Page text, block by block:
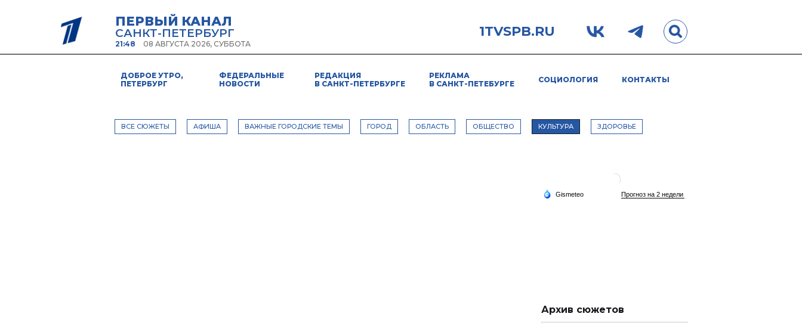
ПЕРВЫЙ КАНАЛ
САНКТ-ПЕТЕРБУРГ
21:48 08 АВГУСТА 2026, СУББОТА
1TVSPB.RU
ДОБРОЕ УТРО,
ПЕТЕРБУРГ
ФЕДЕРАЛЬНЫЕ
НОВОСТИ
РЕДАКЦИЯ
В САНКТ-ПЕТЕРБУРГЕ
РЕКЛАМА
В САНКТ-ПЕТЕБУРГЕ
СОЦИОЛОГИЯ КОНТАКТЫ
ВСЕ СЮЖЕТЫ АФИША ВАЖНЫЕ ГОРОДСКИЕ ТЕМЫ ГОРОД ОБЛАСТЬ ОБЩЕСТВО КУЛЬТУРА ЗДОРОВЬЕ
Архив сюжетов